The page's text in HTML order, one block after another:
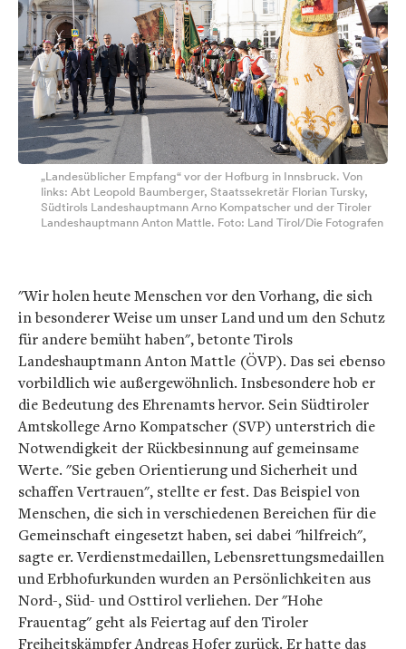
„Landesüblicher Empfang“ vor der Hofburg in Innsbruck. Von
links: Abt Leopold Baumberger, Staatssekretär Florian Tursky,
Südtirols Landeshauptmann Arno Kompatscher und der Tiroler
Landeshauptmann Anton Mattle. Foto: Land Tirol/Die Fotografen
"Wir holen heute Menschen vor den Vorhang, die sich
in besonderer Weise um unser Land und um den Schutz
für andere bemüht haben", betonte Tirols
Landeshauptmann Anton Mattle (ÖVP). Das sei ebenso
vorbildlich wie außergewöhnlich. Insbesondere hob er
die Bedeutung des Ehrenamts hervor. Sein Südtiroler
Amtskollege Arno Kompatscher (SVP) unterstrich die
Notwendigkeit der Rückbesinnung auf gemeinsame
Werte. "Sie geben Orientierung und Sicherheit und
schaffen Vertrauen", stellte er fest. Das Beispiel von
Menschen, die sich in verschiedenen Bereichen für die
Gemeinschaft eingesetzt haben, sei dabei "hilfreich",
sagte er. Verdienstmedaillen, Lebensrettungsmedaillen
und Erbhofurkunden wurden an Persönlichkeiten aus
Nord-, Süd- und Osttirol verliehen. Der "Hohe
Frauentag" geht als Feiertag auf den Tiroler
Freiheitskämpfer Andreas Hofer zurück. Er hatte das